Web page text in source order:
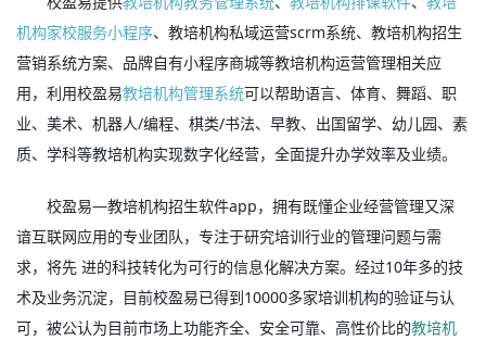
机构家校服务小程序、教培机构私域运营scrm系统、教培机构招生
营销系统方案、品牌自有小程序商城等教培机构运营管理相关应
用，利用校盈易教培机构管理系统可以帮助语言、体育、舞蹈、职
业、美术、机器人/编程、棋类/书法、早教、出国留学、幼儿园、素
质、学科等教培机构实现数字化经营，全面提升办学效率及业绩。
校盈易—教培机构招生软件app，拥有既懂企业经营管理又深
谙互联网应用的专业团队，专注于研究培训行业的管理问题与需
求，将先 进的科技转化为可行的信息化解决方案。经过10年多的技
术及业务沉淀，目前校盈易已得到10000多家培训机构的验证与认
可，被公认为目前市场上功能齐全、安全可靠、高性价比的教培机